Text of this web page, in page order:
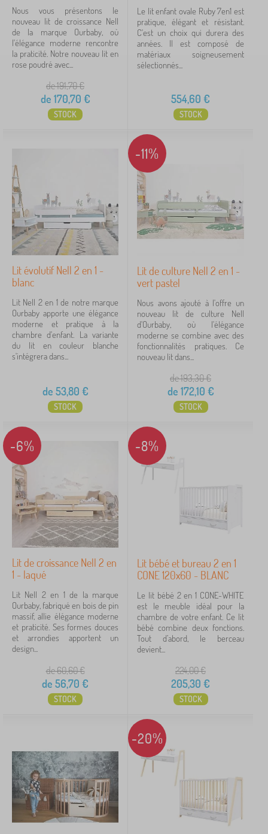
f
a
n
t
s
Rechercher dans les filtres
Disponibilité
Étiquettes
de plus en plus lit bébé et lit pour enfants
Tip
Nous vous présentons le
nouveau lit de croissance Nell
de la marque Ourbaby, où
l'élégance moderne rencontre
la praticité. Notre nouveau lit en
rose poudré avec...
de 191,70€
de 170,70 €
STOCK
Le lit enfant ovale Ruby 7en1 est
pratique, élégant et résistant.
C'est un choix qui durera des
années. Il est composé de
matériaux soigneusement
sélectionnés...
554,60 €
STOCK
Lit évolutif Nell 2 en 1 -
blanc
Lit Nell 2 en 1 de notre marque
Ourbaby apporte une élégance
moderne et pratique à la
chambre d'enfant. La variante
du lit en couleur blanche
s'intégrera dans...
de 53,80 €
STOCK
-11%
Lit de culture Nell 2 en 1 -
vert pastel
Nous avons ajouté à l'offre un
nouveau lit de culture Nell
d'Ourbaby, où l'élégance
moderne se combine avec des
fonctionnalités pratiques. Ce
nouveau lit dans...
de 193,30€
de 172,10 €
STOCK
-6%
Lit de croissance Nell 2 en
1 - laqué
Lit Nell 2 en 1 de la marque
Ourbaby, fabriqué en bois de pin
massif, allie élégance moderne
et praticité. Ses formes douces
et arrondies apportent un
design...
de 60,60€
de 56,70 €
STOCK
-8%
Lit bébé et bureau 2 en 1
CONE 120x60 - BLANC
Le lit bébé 2 en 1 CONE-WHITE
est le meuble idéal pour la
chambre de votre enfant. Ce lit
bébé combine deux fonctions.
Tout d’abord, le berceau
devient...
224,00€
205,30 €
STOCK
-20%